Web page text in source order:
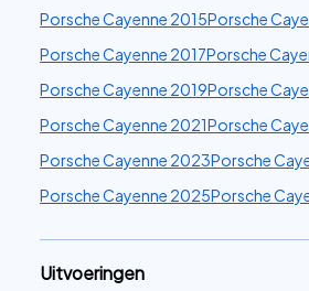
Porsche Cayenne 2015Porsche
Porsche Cayenne 2017Porsche
Porsche Cayenne 2019Porsche
Porsche Cayenne 2021Porsche
Porsche Cayenne 2023Porsche
Porsche Cayenne 2025Porsche
Uitvoeringen